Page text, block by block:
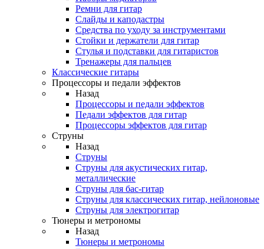
Ремни для гитар
Слайды и каподастры
Средства по уходу за инструментами
Стойки и держатели для гитар
Стулья и подставки для гитаристов
Тренажеры для пальцев
Классические гитары
Процессоры и педали эффектов
Назад
Процессоры и педали эффектов
Педали эффектов для гитар
Процессоры эффектов для гитар
Струны
Назад
Струны
Струны для акустических гитар,
металлические
Струны для бас-гитар
Струны для классических гитар, нейлоновые
Струны для электрогитар
Тюнеры и метрономы
Назад
Тюнеры и метрономы